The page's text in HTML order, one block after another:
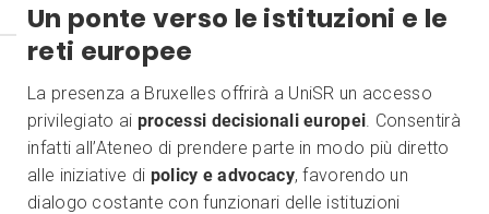
Un ponte verso le istituzioni e le
reti europee
La presenza a Bruxelles offrirà a UniSR un accesso
privilegiato ai processi decisionali europei. Consentirà
infatti all’Ateneo di prendere parte in modo più diretto
alle iniziative di policy e advocacy, favorendo un
dialogo costante con funzionari delle istituzioni